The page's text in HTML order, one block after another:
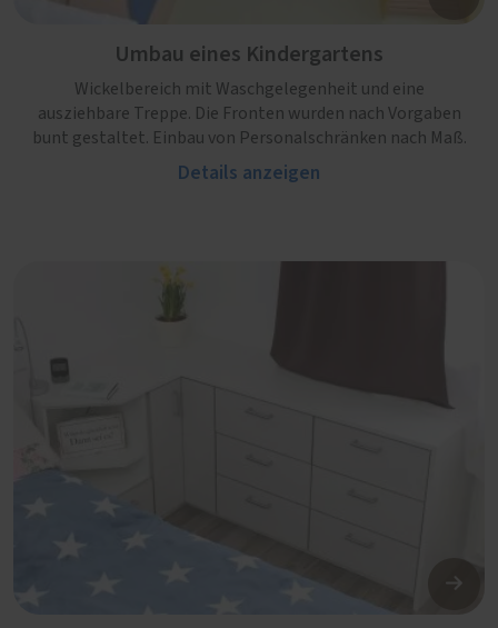
Umbau eines Kindergartens
Wickelbereich mit Waschgelegenheit und eine
ausziehbare Treppe. Die Fronten wurden nach Vorgaben
bunt gestaltet. Einbau von Personalschränken nach Maß.
Details anzeigen